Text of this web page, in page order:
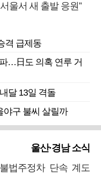
울서 새 출발 응원”
격 급제동
…日도 의혹 연루 거
달 13일 격돌
야구 불씨 살릴까
울산·경남 소식
법주정차 단속 계도